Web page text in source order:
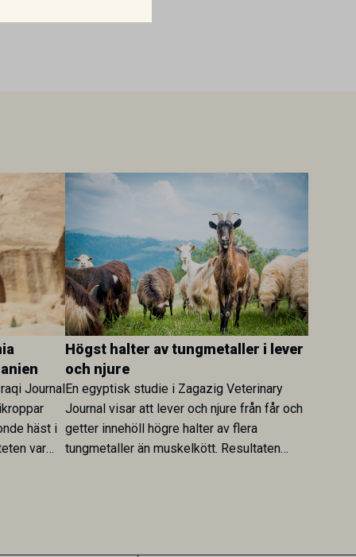
Journal
häst i
var
Högst halter av tungmetaller i lever
och njure
En egyptisk studie i Zagazig Veterinary
Journal visar att lever och njure från får och
getter innehöll högre halter av flera
tungmetaller än muskelkött. Resultaten